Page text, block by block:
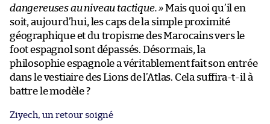
dangereuses au niveau tactique. »Mais quoi qu’il en
soit, aujourd’hui, les caps de la simple proximité
géographique et du tropisme des Marocains vers le
foot espagnol sont dépassés. Désormais, la
philosophie espagnole a véritablement fait son entrée
dans le vestiaire des Lions de l’Atlas. Cela suffira-t-il à
battre le modèle ?
Ziyech, un retour soigné